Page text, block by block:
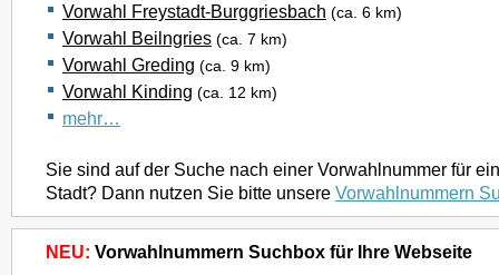
Vorwahl Freystadt-Burggriesbach (ca. 6 km)
Vorwahl Beilngries (ca. 7 km)
Vorwahl Greding (ca. 9 km)
Vorwahl Kinding (ca. 12 km)
mehr…
Sie sind auf der Suche nach einer Vorwahlnummer für
Stadt? Dann nutzen Sie bitte unsere Vorwahlnummern
NEU: Vorwahlnummern Suchbox für Ihre Webseite